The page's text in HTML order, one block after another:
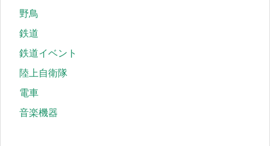
野鳥
鉄道
鉄道イベント
陸上自衛隊
電車
音楽機器